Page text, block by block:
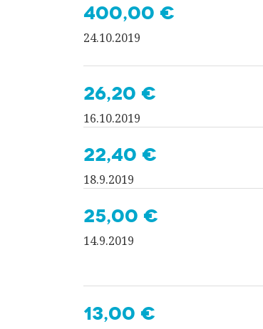
400,00 €
24.10.2019
26,20 €
16.10.2019
22,40 €
18.9.2019
25,00 €
14.9.2019
13,00 €